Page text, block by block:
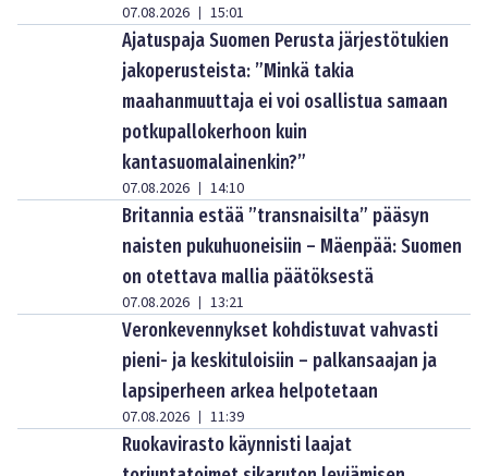
07.08.2026 | 15:01
Ajatuspaja Suomen Perusta järjestötukien
jakoperusteista: ”Minkä takia
maahanmuuttaja ei voi osallistua samaan
potkupallokerhoon kuin
kantasuomalainenkin?”
07.08.2026 | 14:10
Britannia estää ”transnaisilta” pääsyn
naisten pukuhuoneisiin – Mäenpää: Suomen
on otettava mallia päätöksestä
07.08.2026 | 13:21
Veronkevennykset kohdistuvat vahvasti
pieni- ja keskituloisiin – palkansaajan ja
lapsiperheen arkea helpotetaan
07.08.2026 | 11:39
Ruokavirasto käynnisti laajat